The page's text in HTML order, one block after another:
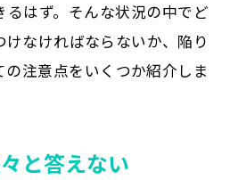
るはず。そんな状況の中でど
なければならないか、陥り
注意点をいくつか紹介しま
と答えない